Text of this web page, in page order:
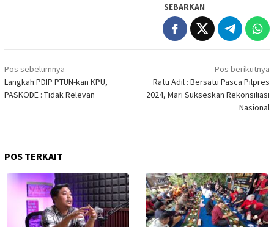
SEBARKAN
Navigasi
pos
Pos sebelumnya
Langkah PDIP PTUN-kan KPU,
PASKODE : Tidak Relevan
Pos berikutnya
Ratu Adil : Bersatu Pasca Pilpres
2024, Mari Sukseskan Rekonsiliasi
Nasional
POS TERKAIT